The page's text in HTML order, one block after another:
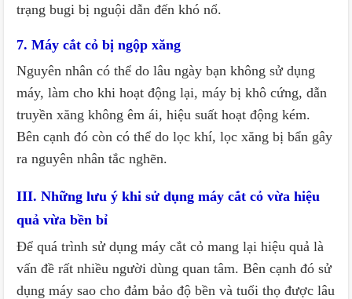
trạng bugi bị nguội dẫn đến khó nổ.
7. Máy cắt cỏ bị ngộp xăng
Nguyên nhân có thể do lâu ngày bạn không sử dụng
máy, làm cho khi hoạt động lại, máy bị khô cứng, dẫn
truyền xăng không êm ái, hiệu suất hoạt động kém.
Bên cạnh đó còn có thể do lọc khí, lọc xăng bị bẩn gây
ra nguyên nhân tắc nghẽn.
III. Những lưu ý khi sử dụng máy cắt cỏ vừa hiệu
quả vừa bền bỉ
Để quá trình sử dụng máy cắt cỏ mang lại hiệu quả là
vấn đề rất nhiều người dùng quan tâm. Bên cạnh đó sử
dụng máy sao cho đảm bảo độ bền và tuổi thọ được lâu